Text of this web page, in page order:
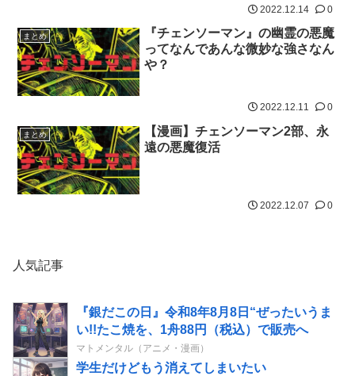
2022.12.14 0
まとめ
『チェンソーマン』の幽霊の悪魔
ってなんであんな微妙な強さなん
や？
2022.12.11 0
まとめ
【漫画】チェンソーマン2部、永
遠の悪魔復活
2022.12.07 0
人気記事
『銀だこの日』令和8年8月8日“ぜったいうま
い!!たこ焼を、1舟88円（税込）で販売へ
マトメンタル（アニメ・漫画）
学生だけどもう消えてしまいたい